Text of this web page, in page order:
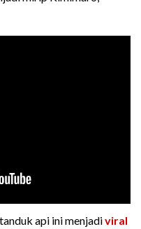
api ini menjadiviral